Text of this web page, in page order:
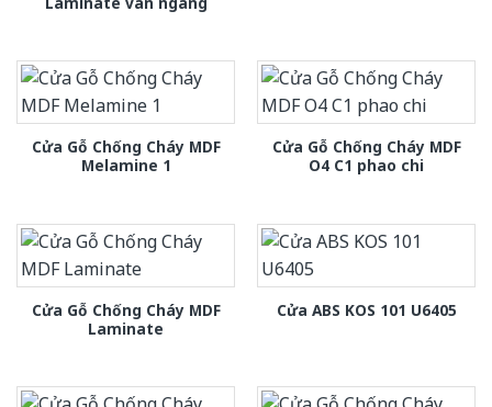
Cửa Gỗ Chống Cháy MDF
Melamine 1
Cửa Gỗ Chống Cháy MDF
O4 C1 phao chi
Cửa Gỗ Chống Cháy MDF
Laminate
Cửa ABS KOS 101 U6405